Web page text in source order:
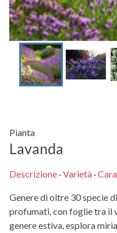
Pianta
Lavanda
Descrizione ·Varietà ·
Genere di oltre 30 specie
profumati, con foglie tra il
genere estiva, esplora